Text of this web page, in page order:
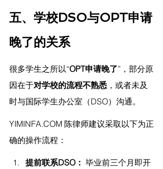
五、学校DSO与OPT申请
晚了的关系
很多学生之所以“OPT申请晚了”，部分原
因在于对学校的流程不熟悉 ，或者未及
时与国际学生办公室（DSO）沟通。
YIMINFA.COM 陈律师建议采取以下为正
确的操作流程：
提前联系DSO： 毕业前三个月即开